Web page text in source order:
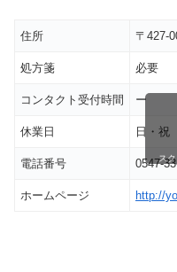
住所 〒427-
処方箋 必要
コンタクト受付時間 ー
休業日 日・祝
電話番号 0547-
ホームページ http://
ス